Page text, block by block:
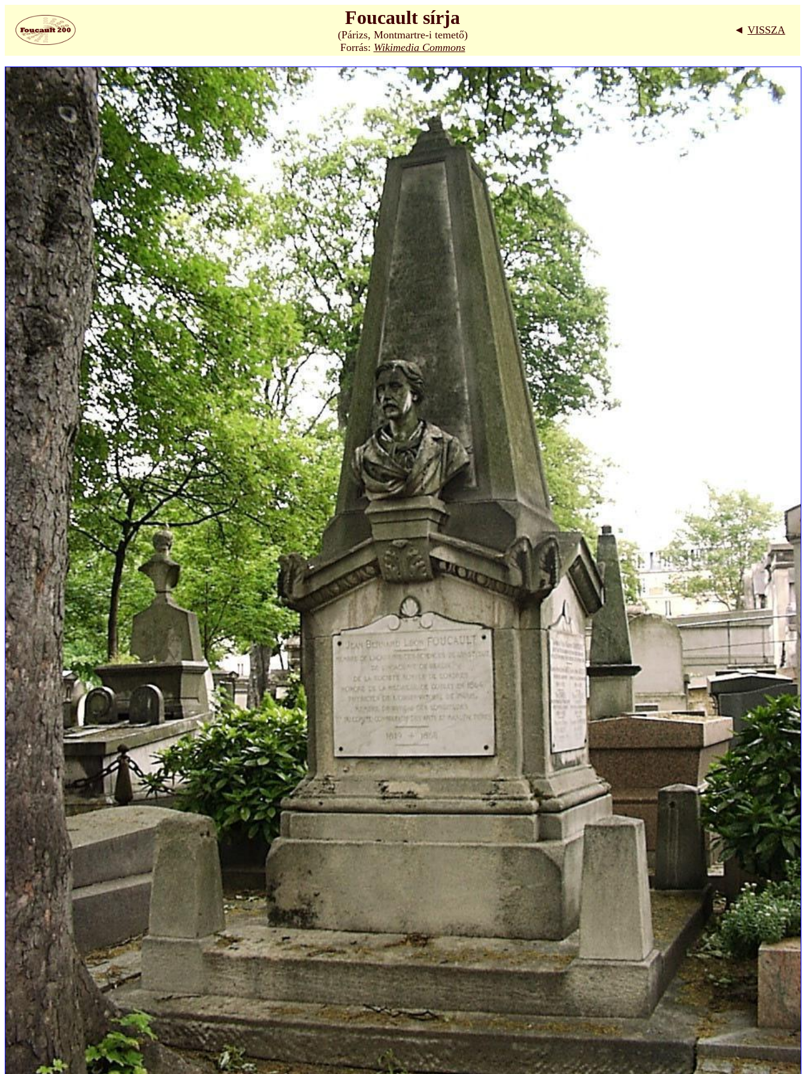
Foucault sírja
(Párizs, Montmartre-i temető)
Forrás: Wikimedia Commons
◄ VISSZA